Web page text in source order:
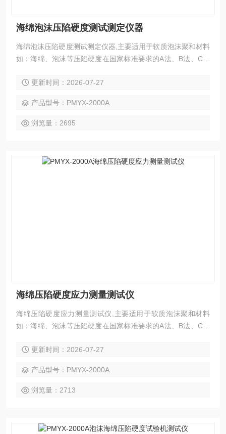
海绵泡沫压陷硬度测试测定仪器
海绵泡沫压陷硬度测试测定仪器,主要适用于软质泡沫聚和材料
如：海绵、泡沫等压陷硬度在国家标准要求的A法、B法、C法
测试，测定海绵、泡沫等材料的凹入硬度指数、凹入硬度特
更新时间：2026-07-27
产品型号：PMYX-2000A
浏览量：2695
海绵压陷硬度应力测量测试仪
海绵压陷硬度应力测量测试仪,主要适用于软质泡沫聚和材料
如：海绵、泡沫等压陷硬度在国家标准要求的A法、B法、C法
测试，测定海绵、泡沫等材料的凹入硬度指数、凹入硬度特
更新时间：2026-07-27
产品型号：PMYX-2000A
浏览量：2713